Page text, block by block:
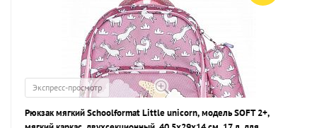
Экспресс-просмотр
Рюкзак мягкий Schoolformat Little unicorn, модель SOFT 2+,